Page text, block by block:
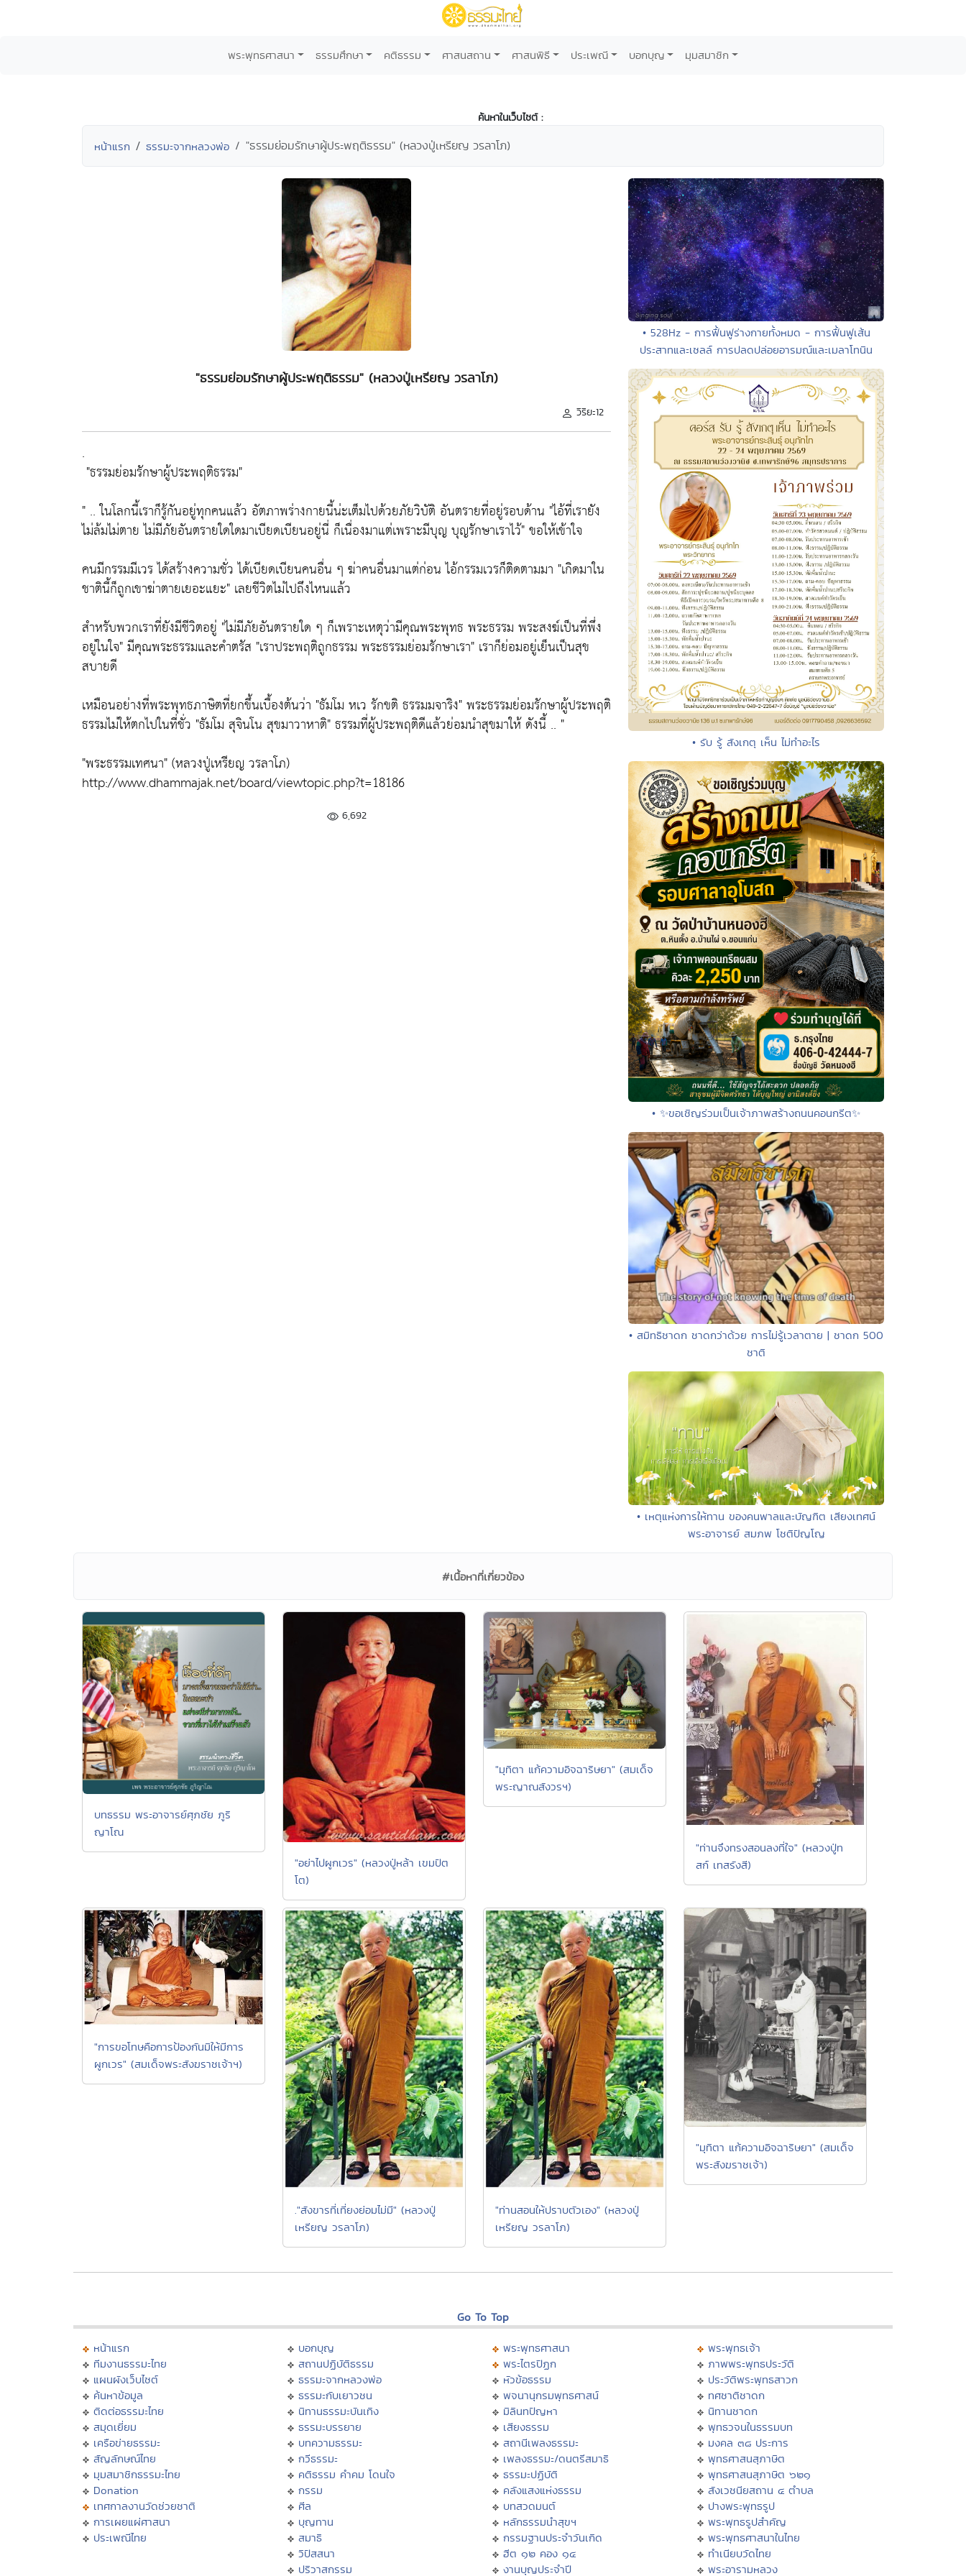
พระพุทธศาสนา ธรรมศึกษา คติธรรม ศาสนสถาน ศาสนพิธี ประเพณี บอกบุญ มุมสมาชิก
ค้นหาในเว็บไซต์ :
หน้าแรก ธรรมะจากหลวงพ่อ "ธรรมย่อมรักษาผู้ประพฤติธรรม" (หลวงปู่เหรียญ วรลาโภ)
"ธรรมย่อมรักษาผู้ประพฤติธรรม" (หลวงปู่เหรียญ วรลาโภ)
วิริยะ12
.
"ธรรมย่อมรักษาผู้ประพฤติธรรม"
" .. ในโลกนี้เราก็รู้กันอยู่ทุกคนแล้ว อัตภาพร่างกายนี้น่ะเต็มไปด้วยภัยวิบัติ อันตรายที่อยู่รอบด้าน "ไอ้ที่เรายัง
ไม่ล้มไม่ตาย ไม่มีภัยอันตรายใดใดมาเบียดเบียนอยู่นี่ ก็เนื่องมาแต่เพราะมีบุญ บุญรักษาเราไว้"ขอให้เข้าใจ
คนมีกรรมมีเวร ได้สร้างความชั่ว ได้เบียดเบียนคนอื่น ๆ ฆ่าคนอื่นมาแต่ก่อน ไอ้กรรมเวรก็ติดตามมา "เกิดมาใน
ชาตินี้ก็ถูกเขาฆ่าตายเยอะแยะ" เลยชีวิตไม่ไปถึงไหนแล้ว
สำหรับพวกเราที่ยังมีชีวิตอยู่ "ไม่มีภัยอันตรายใด ๆ ก็เพราะเหตุว่ามีคุณพระพุทธ พระธรรม พระสงฆ์เป็นที่พึ่ง
อยู่ในใจ"มีคุณพระธรรมและคำตรัส "เราประพฤติถูกธรรม พระธรรมย่อมรักษาเรา" เราก็ย่อมอยู่เย็นเป็นสุข
สบายดี
เหมือนอย่างที่พระพุทธภาษิตที่ยกขึ้นเบื้องต้นว่า "ธัมโม หเว รักขติ ธรรมมจาริง"พระธรรมย่อมรักษาผู้ประพฤติ
ธรรมไม่ให้ตกไปในที่ชั่ว "ธัมโม สุจินโน สุขมาวาหาติ"ธรรมที่ผู้ประพฤติดีแล้วย่อมนำสุขมาให้ ดังนี้ .. "
"พระธรรมเทศนา" (หลวงปู่เหรียญ วรลาโภ)
http://www.dhammajak.net/board/viewtopic.php?t=18186
6,692
• 528Hz - การฟื้นฟูร่างกายทั้งหมด - การฟื้นฟูเส้น
ประสาทและเซลล์ การปลดปล่อยอารมณ์และเมลาโทนิน
• รับ รู้ สังเกตุ เห็น ไม่ทำอะไร
• ✨ขอเชิญร่วมเป็นเจ้าภาพสร้างถนนคอนกรีต✨
• สมิทธิชาดก ชาดกว่าด้วย การไม่รู้เวลาตาย | ชาดก 500
ชาติ
• เหตุแห่งการให้ทาน ของคนพาลและบัญฑิต เสียงเทศน์
พระอาจารย์ สมภพ โชติปัญโญ
#เนื้อหาที่เกี่ยวข้อง
บทธรรม พระอาจารย์ศุภชัย ภูริ
ญาโณ
"อย่าไปผูกเวร" (หลวงปู่หล้า เขมปัต
โต)
"มุทิตา แก้ความอิจฉาริษยา" (สมเด็จ
พระญาณสังวรฯ)
"ท่านจึงทรงสอนลงที่ใจ" (หลวงปู่ท
สก์ เทสรังสี)
"การขอโทษคือการป้องกันมิให้มีการ
ผูกเวร" (สมเด็จพระสังฆราชเจ้าฯ)
."สังขารที่เที่ยงย่อมไม่มี" (หลวงปู่
เหรียญ วรลาโภ)
"ท่านสอนให้ปราบตัวเอง" (หลวงปู่
เหรียญ วรลาโภ)
"มุทิตา แก้ความอิจฉาริษยา" (สมเด็จ
พระสังฆราชเจ้า)
Go To Top
หน้าแรก
ทีมงานธรรมะไทย
แผนผังเว็บไซต์
ค้นหาข้อมูล
ติดต่อธรรมะไทย
สมุดเยี่ยม
เครือข่ายธรรมะ
สัญลักษณ์ไทย
มุมสมาชิกธรรมะไทย
Donation
เทศกาลงานวัดช่วยชาติ
การเผยแผ่ศาสนา
ประเพณีไทย
บอกบุญ
สถานปฏิบัติธรรม
ธรรมะจากหลวงพ่อ
ธรรมะกับเยาวชน
นิทานธรรมะบันเทิง
ธรรมะบรรยาย
บทความธรรมะ
กวีธรรมะ
คติธรรม คำคม โดนใจ
กรรม
ศีล
บุญทาน
สมาธิ
วิปัสสนา
ปริวาสกรรม
พระพุทธศาสนา
พระไตรปิฏก
หัวข้อธรรม
พจนานุกรมพุทธศาสน์
มิลินทปัญหา
เสียงธรรม
สถานีเพลงธรรมะ
เพลงธรรมะ/ดนตรีสมาธิ
ธรรมะปฏิบัติ
คลังแสงแห่งธรรม
บทสวดมนต์
หลักธรรมนำสุขฯ
กรรมฐานประจำวันเกิด
ฮีต ๑๒ คอง ๑๔
งานบุญประจำปี
พระพุทธเจ้า
ภาพพระพุทธประวัติ
ประวัติพระพุทธสาวก
ทศชาติชาดก
นิทานชาดก
พุทธวจนในธรรมบท
มงคล ๓๘ ประการ
พุทธศาสนสุภาษิต
พุทธศาสนสุภาษิต ๖๒๑
สังเวชนียสถาน ๔ ตำบล
ปางพระพุทธรูป
พระพุทธรูปสำคัญ
พระพุทธศาสนาในไทย
ทำเนียบวัดไทย
พระอารามหลวง